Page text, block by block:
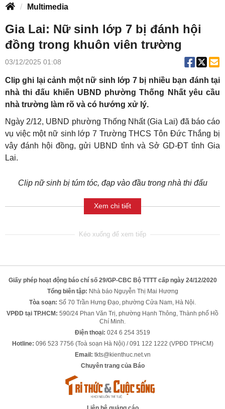
Multimedia
Gia Lai: Nữ sinh lớp 7 bị đánh hội
đồng trong khuôn viên trường
03/12/2025 01:08
Clip ghi lại cảnh một nữ sinh lớp 7 bị nhiều bạn đánh tại
nhà thi đấu khiến UBND phường Thống Nhất yêu cầu
nhà trường làm rõ và có hướng xử lý.
Ngày 2/12, UBND phường Thống Nhất (Gia Lai) đã báo cáo
vụ việc một nữ sinh lớp 7 Trường THCS Tôn Đức Thắng bị
vây đánh hội đồng, gửi UBND tỉnh và Sở GD-ĐT tỉnh Gia
Lai.
Clip nữ sinh bị túm tóc, đạp vào đầu trong nhà thi đấu
Xem chi tiết
Giấy phép hoạt động báo chí số 29/GP-CBC Bộ TTTT cấp ngày 24/12/2020
Tổng biên tập: Nhà báo Nguyễn Thị Mai Hương
Tòa soạn: Số 70 Trần Hưng Đạo, phường Cửa Nam, Hà Nội.
VPĐD tại TP.HCM: 590/24 Phan Văn Trị, phường Hạnh Thông, Thành phố Hồ
Chí Minh.
Điện thoại: 024 6 254 3519
Hotline: 096 523 7756 (Toà soạn Hà Nội) / 091 122 1222 (VPĐD TPHCM)
Email: tkts@kienthuc.net.vn
Chuyên trang của Báo